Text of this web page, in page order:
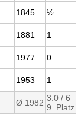
1845
½
1881
1
1977
0
1953 1
Ø 1982 3.0 / 6
9. Platz